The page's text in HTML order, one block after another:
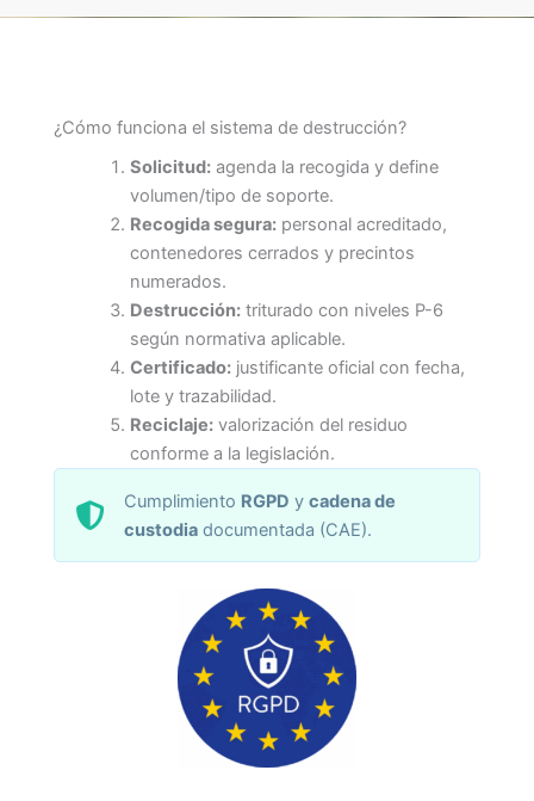
¿Cómo funciona el sistema de destrucción?
Solicitud:agenda la recogida y define
volumen/tipo de soporte.
Recogida segura:personal acreditado,
contenedores cerrados y precintos
numerados.
Destrucción:triturado con niveles P-6
según normativa aplicable.
Certificado:justificante oficial con fecha,
lote y trazabilidad.
Reciclaje:valorización del residuo
conforme a la legislación.
Cumplimiento RGPD ycadena de
custodia documentada (CAE).